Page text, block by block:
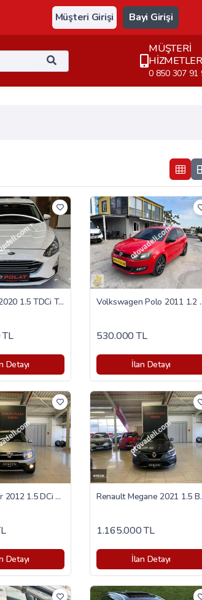
Müşteri Girişi Bayi Girişi
MÜŞTERİ
0 850 307 91
Ford Focus 2020 1.5 TDCi Trend X
Detayı
530.000 TL
İlan Detayı
Dacia Duster 2012 1.5 DCi Laureate
Detayı
Renault
1.165.000 TL
İlan Detayı